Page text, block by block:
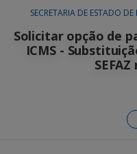
SECRETARIA DE ESTADO
Solicitar opção de
ICMS -
SEFAZ